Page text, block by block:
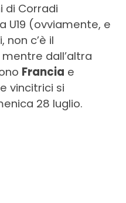
di Corradi
U19 (ovviamente, e
c’è il
dall’altra
Francia e
vincitrici si
28 luglio.